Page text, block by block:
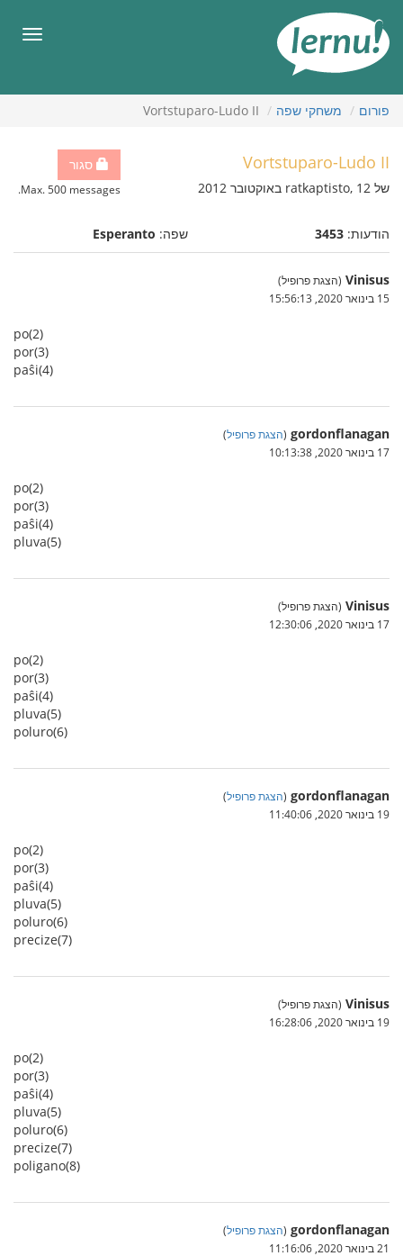
העניינים
פורום משחקי שפה Vortstuparo-Ludo II
סגור
Max. 500 messages.
Vortstuparo-Ludo II
של ratkaptisto, 12 באוקטובר 2012
הודעות: 3453 שפה: Esperanto
Vinisus (הצגת פרופיל)
15 בינואר 2020, 15:56:13
po(2)
por(3)
paŝi(4)
gordonflanagan
(הצגת פרופיל)
17 בינואר 2020, 10:13:38
po(2)
por(3)
paŝi(4)
pluva(5)
Vinisus (הצגת פרופיל)
17 בינואר 2020, 12:30:06
po(2)
por(3)
paŝi(4)
pluva(5)
poluro(6)
gordonflanagan
(הצגת פרופיל)
19 בינואר 2020, 11:40:06
po(2)
por(3)
paŝi(4)
pluva(5)
poluro(6)
precize(7)
Vinisus (הצגת פרופיל)
19 בינואר 2020, 16:28:06
po(2)
por(3)
paŝi(4)
pluva(5)
poluro(6)
precize(7)
poligano(8)
gordonflanagan
(הצגת פרופיל)
21 בינואר 2020, 11:16:06